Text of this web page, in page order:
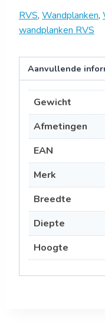
RVS, Wandplanken,
wandplanken RVS
Aanvullende
Gewicht
Afmetingen
EAN
Merk
Breedte
Diepte
Hoogte